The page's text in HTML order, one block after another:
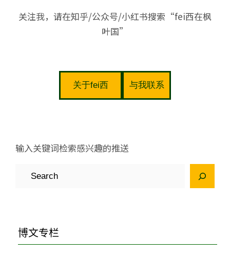
关注我，请在知乎/公众号/小红书搜索“fei西在枫
叶国”
关于fei西 与我联系
输入关键词检索感兴趣的推送
c
h
博文专栏